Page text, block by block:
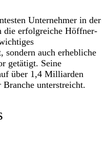
Unternehmer in der
die erfolgreiche Höffner-
sondern auch erhebliche
getätigt. Seine
über 1,4 Milliarden
unterstreicht.